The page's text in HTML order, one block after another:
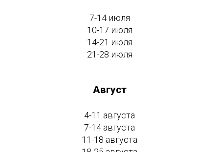
7-14 июля
10-17 июля
14-21 июля
21-28 июля
Август
4-11 августа
7-14 августа
11-18 августа